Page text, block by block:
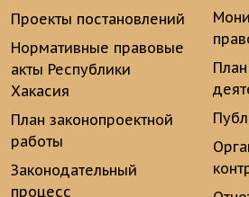
Проекты постановлений
Нормативные правовые
акты Республики
Хакасия
План законопроектной
работы
Законодательный
процесс